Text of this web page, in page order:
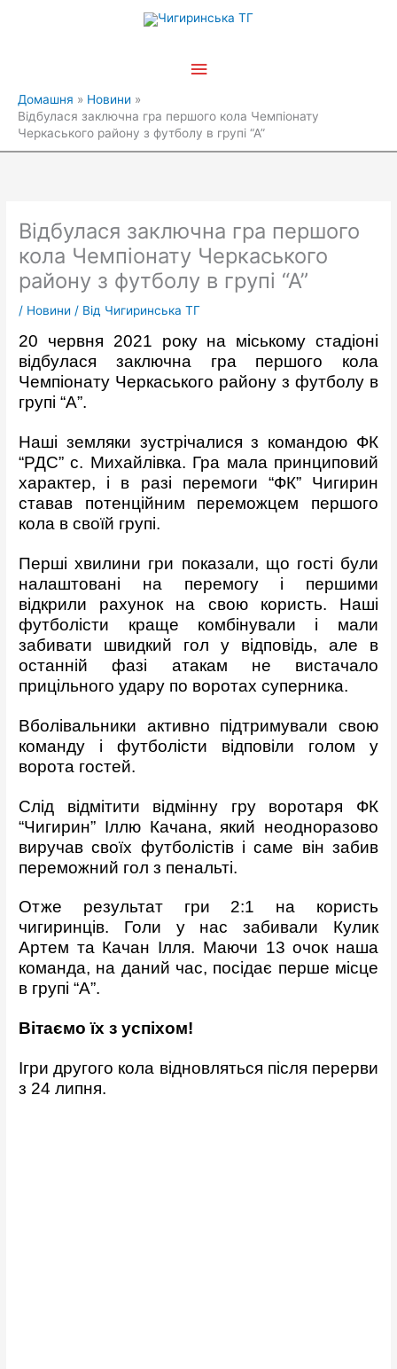
Головне
Домашня
Новини
Відбулася заключна гра першого кола Чемпіонату
Черкаського району з футболу в групі “А”
Відбулася заключна гра першого
кола Чемпіонату Черкаського
району з футболу в групі “А”
/ Новини / Від Чигиринська ТГ
20 червня 2021 року на міському стадіоні
відбулася заключна гра першого кола
Чемпіонату Черкаського району з футболу в
групі “А”.
Наші земляки зустрічалися з командою ФК
“РДС” с. Михайлівка. Гра мала принциповий
характер, і в разі перемоги “ФК” Чигирин
ставав потенційним переможцем першого
кола в своїй групі.
Перші хвилини гри показали, що гості були
налаштовані на перемогу і першими
відкрили рахунок на свою користь. Наші
футболісти краще комбінували і мали
забивати швидкий гол у відповідь, але в
останній фазі атакам не вистачало
прицільного удару по воротах суперника.
Вболівальники активно підтримували свою
команду і футболісти відповіли голом у
ворота гостей.
Слід відмітити відмінну гру воротаря ФК
“Чигирин” Іллю Качана, який неодноразово
виручав своїх футболістів і саме він забив
переможний гол з пенальті.
Отже результат гри 2:1 на користь
чигиринців. Голи у нас забивали Кулик
Артем та Качан Ілля. Маючи 13 очок наша
команда, на даний час, посідає перше місце
в групі “А”.
Вітаємо їх з успіхом!
Ігри другого кола відновляться після перерви
з 24 липня.